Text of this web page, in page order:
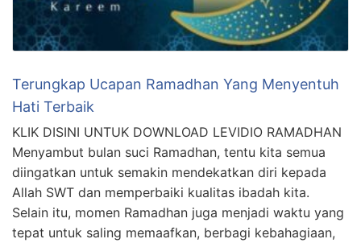
Terungkap Ucapan Ramadhan Yang Menyentuh
Hati Terbaik
KLIK DISINI UNTUK DOWNLOAD LEVIDIO RAMADHAN
Menyambut bulan suci Ramadhan, tentu kita semua
diingatkan untuk semakin mendekatkan diri kepada
Allah SWT dan memperbaiki kualitas ibadah kita.
Selain itu, momen Ramadhan juga menjadi waktu yang
tepat untuk saling memaafkan, berbagi kebahagiaan,